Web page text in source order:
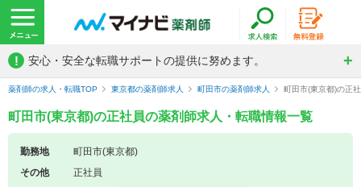
! 安心・安全な転職サポートの提供に努めます。
薬剤師の求人・転職TOP 東京都の薬剤師求人 町田市の薬剤師求人 町田市(東京都)の正
町田市(東京都)の正社員の薬剤師求人・転職情報一覧
勤務地
町田市(東京都)
その他
正社員